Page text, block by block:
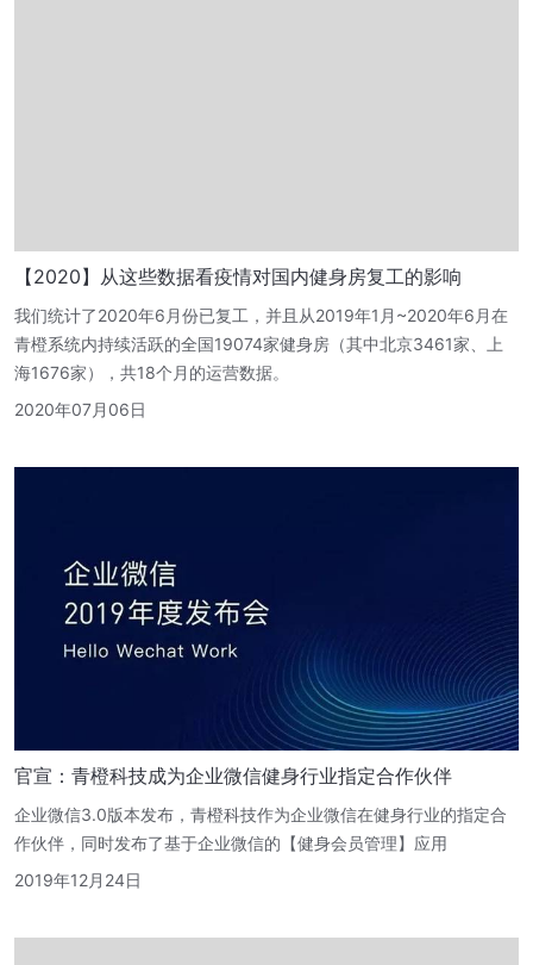
【2020】从这些数据看疫情对国内健身房复工的影响
我们统计了2020年6月份已复工，并且从2019年1月~2020年6月在
青橙系统内持续活跃的全国19074家健身房（其中北京3461家、上
海1676家），共18个月的运营数据。
2020年07月06日
官宣：青橙科技成为企业微信健身行业指定合作伙伴
企业微信3.0版本发布，青橙科技作为企业微信在健身行业的指定合
作伙伴，同时发布了基于企业微信的【健身会员管理】应用
2019年12月24日